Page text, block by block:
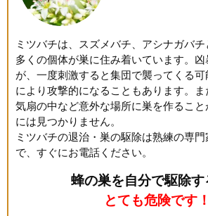
ミツバチは、スズメバチ、アシナガバ
多くの個体が巣に住み着いています。
が、一度刺激すると集団で襲ってくる
により攻撃的になることもあります。
気扇の中など意外な場所に巣を作るこ
には見つかりません。
ミツバチの退治・巣の駆除は熟練の専
で、すぐにお電話ください。
蜂の巣を自分で駆除す
とても危険です！